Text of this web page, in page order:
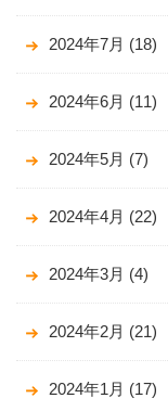
2024年7月 (18)
2024年6月 (11)
2024年5月 (7)
2024年4月 (22)
2024年3月 (4)
2024年2月 (21)
2024年1月 (17)